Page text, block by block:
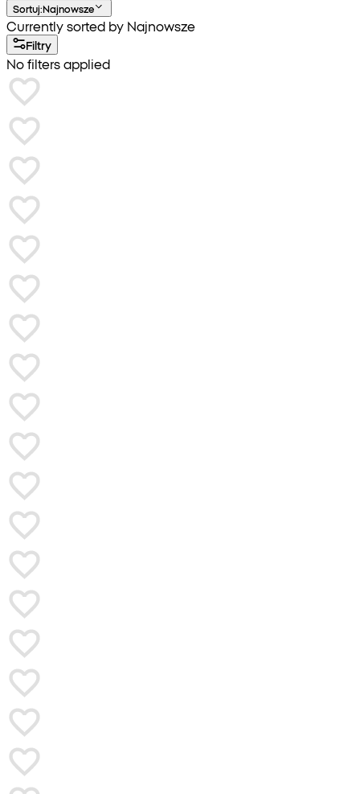
Sortuj:Najnowsze
Currently sorted by Najnowsze
Filtry
No filters applied